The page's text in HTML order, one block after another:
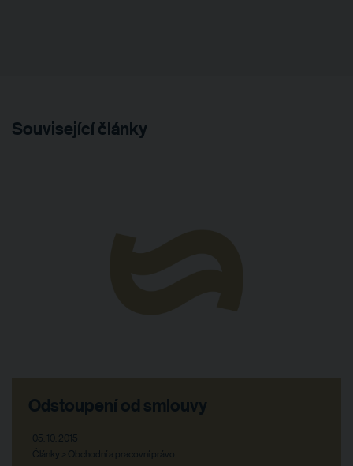
Související články
Odstoupení od smlouvy
05. 10. 2015
Články > Obchodní a pracovní právo